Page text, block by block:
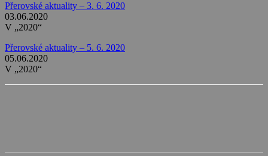
Přerovské aktuality – 3. 6. 2020
03.06.2020
V „2020“
Přerovské aktuality – 5. 6. 2020
05.06.2020
V „2020“